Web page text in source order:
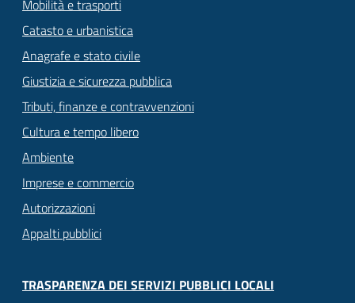
Mobilità e trasporti
Catasto e urbanistica
Anagrafe e stato civile
Giustizia e sicurezza pubblica
Tributi, finanze e contravvenzioni
Cultura e tempo libero
Ambiente
Imprese e commercio
Autorizzazioni
Appalti pubblici
TRASPARENZA DEI SERVIZI PUBBLICI LOCALI